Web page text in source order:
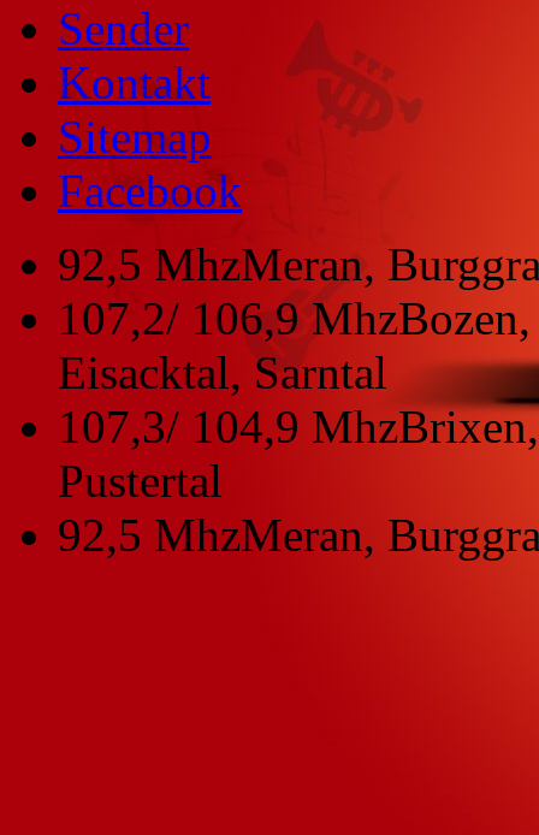
Sender
Kontakt
Sitemap
Facebook
92,5 MhzMeran,
107,2/ 106,9 Mhz
Eisacktal, Sarntal
107,3/ 104,9 Mhz
Pustertal
92,5 MhzMeran,